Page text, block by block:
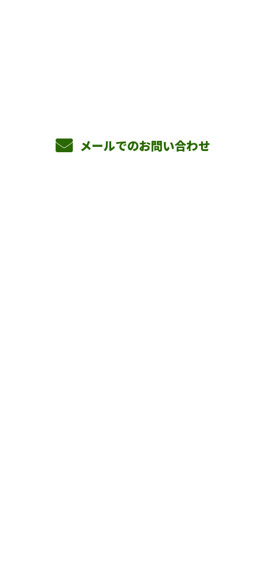
メールでのお問い合わせ